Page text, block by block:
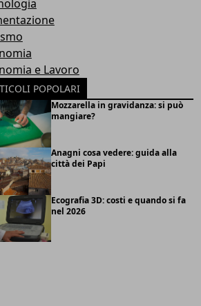
e Lavoro
POPOLARI
Mozzarella in gravidanza: si può
mangiare?
Anagni cosa vedere: guida alla
città dei Papi
Ecografia 3D: costi e quando si fa
nel 2026